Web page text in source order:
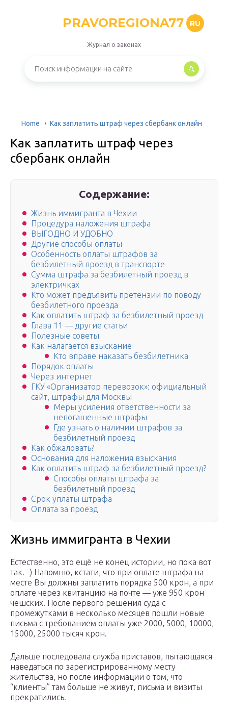
PRAVOREGIONA77 RU
Журнал о законах
Home Как заплатить штраф через сбербанк онлайн
Как заплатить штраф через
сбербанк онлайн
Содержание:
Жизнь иммигранта в Чехии
Процедура наложения штрафа
ВЫГОДНО И УДОБНО
Другие способы оплаты
Особенность оплаты штрафов за
безбилетный проезд в транспорте
Сумма штрафа за безбилетный проезд в
электричках
Кто может предъявить претензии по поводу
безбилетного проезда
Как оплатить штраф за безбилетный проезд
Глава 11 — другие статьи
Полезные советы
Как налагается взыскание
Кто вправе наказать безбилетника
Порядок оплаты
Через интернет
ГКУ «Организатор перевозок»: официальный
сайт, штрафы для Москвы
Меры усиления ответственности за
непогашенные штрафы
Где узнать о наличии штрафов за
безбилетный проезд
Как обжаловать?
Основания для наложения взыскания
Как оплатить штраф за безбилетный проезд?
Способы оплаты штрафа за
безбилетный проезд
Срок уплаты штрафа
Оплата за проезд
Жизнь иммигранта в Чехии
Естественно, это ещё не конец истории, но пока вот
так. -) Напомню, кстати, что при оплате штрафа на
месте Вы должны заплатить порядка 500 крон, а при
оплате через квитанцию на почте — уже 950 крон
чешских. После первого решения суда с
промежутками в несколько месяцев пошли новые
письма с требованием оплаты уже 2000, 5000, 10000,
15000, 25000 тысяч крон.
Дальше последовала служба приставов, пытающаяся
наведаться по зарегистрированному месту
жительства, но после информации о том, что
“клиенты” там больше не живут, письма и визиты
прекратились.